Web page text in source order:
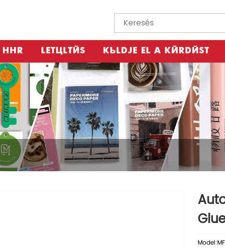
HÍR LETÖLTÉS KÜLDJE EL A KÉRDÉST